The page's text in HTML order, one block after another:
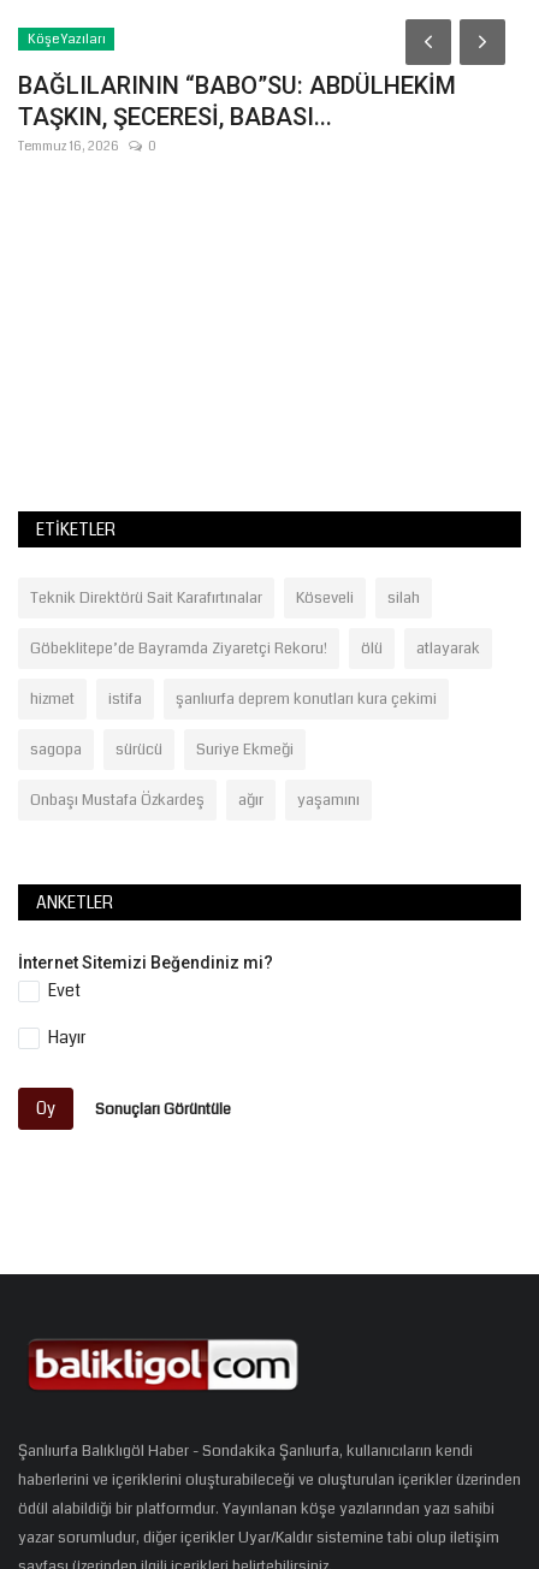
Köşe Yazıları
BAĞLILARININ “BABO”SU: ABDÜLHEKİM
TAŞKIN, ŞECERESİ, BABASI...
Temmuz 16, 2026 0
ETIKETLER
Teknik Direktörü Sait Karafırtınalar Köseveli silah
Göbeklitepe’de Bayramda Ziyaretçi Rekoru! ölü atlayarak
hizmet istifa şanlıurfa deprem konutları kura çekimi
sagopa sürücü Suriye Ekmeği
Onbaşı Mustafa Özkardeş ağır yaşamını
ANKETLER
İnternet Sitemizi Beğendiniz mi?
Evet
Hayır
Oy Sonuçları Görüntüle
Şanlıurfa Balıklıgöl Haber - Sondakika Şanlıurfa, kullanıcıların kendi
haberlerini ve içeriklerini oluşturabileceği ve oluşturulan içerikler üzerinden
ödül alabildiği bir platformdur. Yayınlanan köşe yazılarından yazı sahibi
yazar sorumludur, diğer içerikler Uyar/Kaldır sistemine tabi olup iletişim